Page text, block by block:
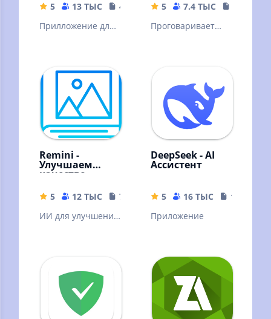
5 13 ТЫС
4.04 MB
Прилложение для
5 7.4 ТЫС
Проговаривает
вашему графику
Remini -
Улучшаем
качество
5 12 ТЫС
79.19 MB
ИИ для улучшения
DeepSeek - AI
Ассистент
5 16 ТЫС
16.44 MB
Приложение